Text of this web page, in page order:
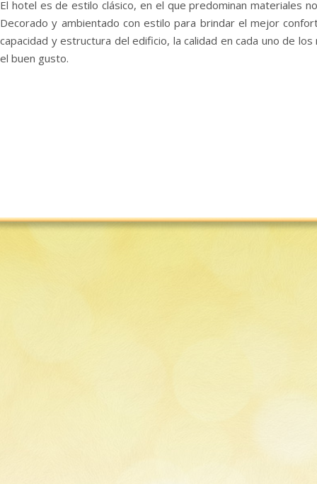
El hotel es de estilo clásico, en el que predominan materiales
Decorado y ambientado con estilo para brindar el mejor
capacidad y estructura del edificio, la calidad en cada uno de
el buen gusto.